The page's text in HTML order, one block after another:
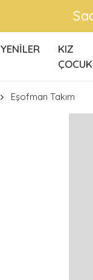
YENİLER
KIZ
ÇOCUK
Eşofman Takım